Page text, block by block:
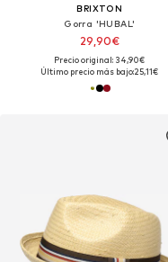
BRIXTON
Gorra 'HUBAL'
29,90€
Precio original: 34,90€
Último precio más bajo:25,11€